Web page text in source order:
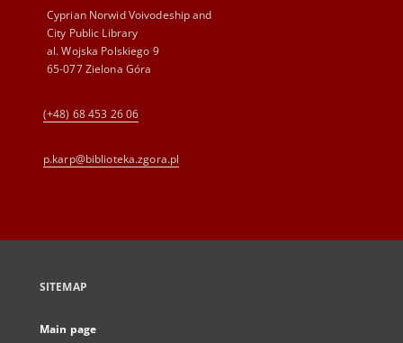
Cyprian Norwid Voivodeship and
City Public Library
al. Wojska Polskiego 9
65-077 Zielona Góra
(+48) 68 453 26 06
p.karp@biblioteka.zgora.pl
SITEMAP
Main page